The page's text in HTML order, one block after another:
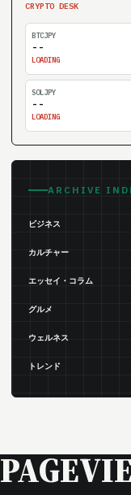
CRYPTO DESK
BTCJPY
--
LOADING
SOLJPY
--
LOADING
ARCHIVE
ビジネス
カルチャー
エッセイ・コラム
グルメ
ウェルネス
トレンド